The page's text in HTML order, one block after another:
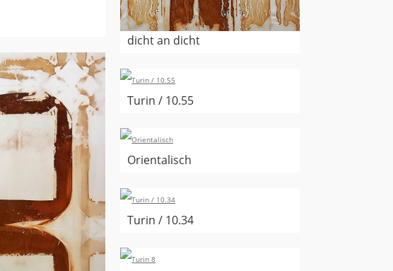
dicht an dicht
Turin / 10.55
Orientalisch
Turin / 10.34